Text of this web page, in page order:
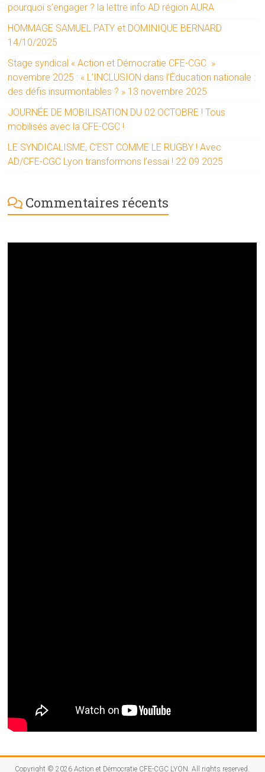
pourquoi s’engager ? la lettre info AD région AURA
HOMMAGE SAMUEL PATY et DOMINIQUE BERNARD
14/10/2025
Stage syndical « Action et Démocratie CFE-CGC »
novembre 2025 : « L’INCLUSION dans l’Éducation nationale :
des défis insurmontables ? » 13 novembre 2025
JOURNÉE DE MOBILISATION DU 02 OCTOBRE ! Tous
mobilisés avec la CFE-CGC !
LE SYNDICALISME, C’EST COMME LE RUGBY ! Avec
AD/CFE-CGC Lyon transformons l’essai ! 22 09 2025
Commentaires récents
Copyright © 2026Action et Démocratie CFE-CGC LYON . All rights reserved.